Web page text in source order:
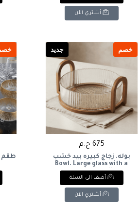
أشتري الآن
خصم جديد
675 ج.م
بوله. زجاج كبيره بيد خشب
Bowl. Large glass with a
wooden handle.
أضف الى السلة
أشتري الآن